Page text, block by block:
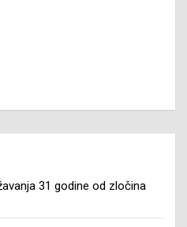
31 godine od zločina